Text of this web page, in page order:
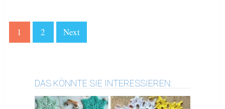
1 2 Next
DAS KÖNNTE SIE INTERESSIEREN: